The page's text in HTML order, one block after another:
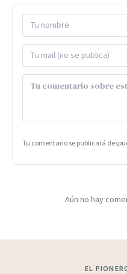
Tu comentario se publicará
Aún no hay
EL